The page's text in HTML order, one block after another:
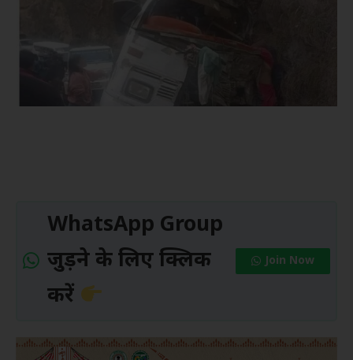
WhatsApp Group
जुड़ने के लिए क्लिक
करें
Join Now